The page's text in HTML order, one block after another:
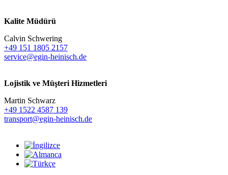
Kalite Müdürü
Calvin Schwering
+49 151 1805 2157
service@egin-heinisch.de
Lojistik ve Müşteri Hizmetleri
Martin Schwarz
+49 1522 4587 139
transport@egin-heinisch.de